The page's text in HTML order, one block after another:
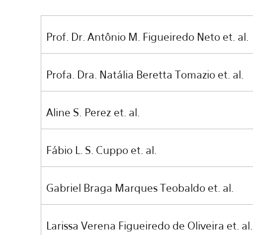
Prof. Dr. Antônio M. Figueiredo Neto et. al.
Profa . Dra. Natália Beretta Tomazio et. al.
Aline S. Perez et. al.
Fábio L. S. Cuppo et. al.
Gabriel Braga Marques Teobaldo et. al.
Larissa Verena Figueiredo de Oliveira et. al.